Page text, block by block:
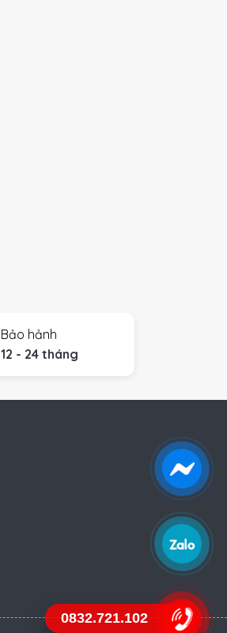
Bảo hảnh
12 - 24 tháng
0832.721.102